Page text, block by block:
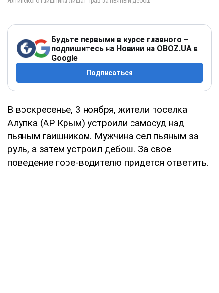
Будьте первыми в курсе главного –
подпишитесь на Новини на OBOZ.UA в
Google
Подписаться
В воскресенье, 3 ноября, жители поселка
Алупка (АР Крым) устроили самосуд над
пьяным гаишником. Мужчина сел пьяным за
руль, а затем устроил дебош. За свое
поведение горе-водителю придется ответить.